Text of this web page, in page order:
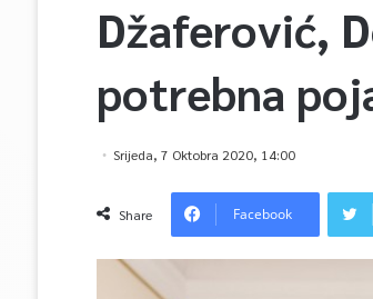
Džaferović,
potrebna
Srijeda, 7 Oktobra 2020, 14:00
Share Facebook